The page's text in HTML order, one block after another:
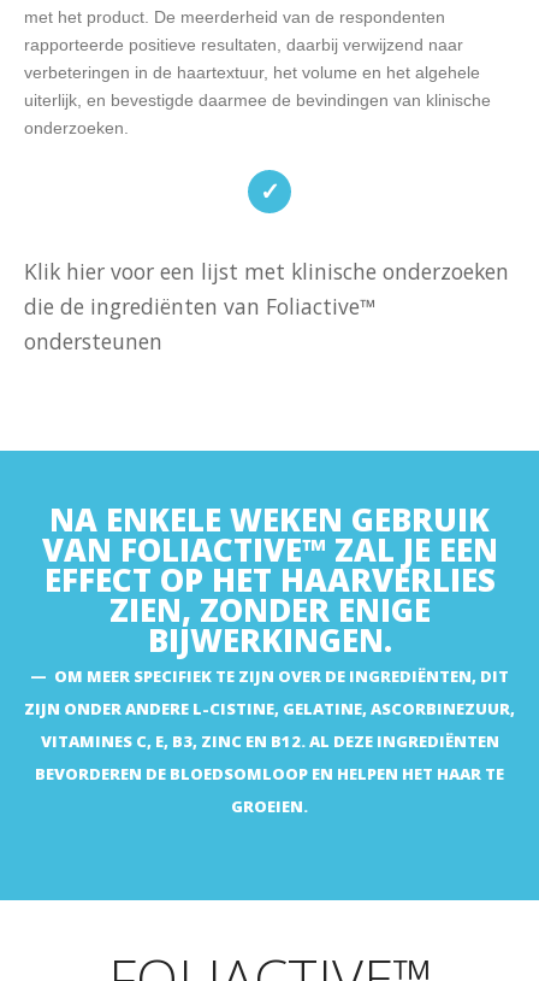
met het product. De meerderheid van de respondenten
rapporteerde positieve resultaten, daarbij verwijzend naar
verbeteringen in de haartextuur, het volume en het algehele
uiterlijk, en bevestigde daarmee de bevindingen van klinische
onderzoeken.
✓
Klik hier voor een lijst met klinische onderzoeken
die de ingrediënten van Foliactive™
ondersteunen
https://acta-apa.org/journals/acta-dermatovenerol-
apa/papers/10.15570/actaapa.2018.13/actaapa.2018.13.pdf
https://www.ncbi.nlm.nih.gov/pmc/articles/PMC7522433/
https://www.researchgate.net/
https://www.ncbi.nlm.nih.gov/pmc/articles/PMC7706486/
https://www.researchgate.net/
NA ENKELE WEKEN GEBRUIK
VAN FOLIACTIVE™ ZAL JE EEN
EFFECT OP HET HAARVERLIES
ZIEN, ZONDER ENIGE
BIJWERKINGEN.
OM MEER SPECIFIEK TE ZIJN OVER DE INGREDIËNTEN, DIT
ZIJN ONDER ANDERE L-CISTINE, GELATINE, ASCORBINEZUUR,
VITAMINES C, E, B3, ZINC EN B12. AL DEZE INGREDIËNTEN
BEVORDEREN DE BLOEDSOMLOOP EN HELPEN HET HAAR TE
GROEIEN.